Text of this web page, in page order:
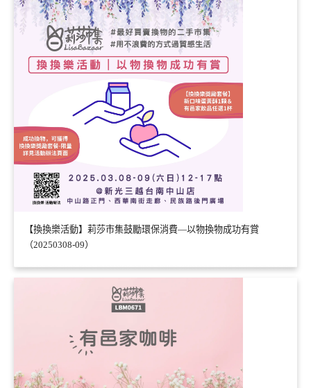
【換換樂活動】莉莎市集鼓勵環保消費—以物換物成功有賞
（20250308-09）